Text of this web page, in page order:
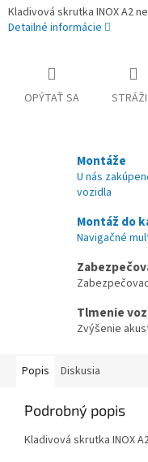
Kladivová skrutka INOX A2
Detailné informácie
OPÝTAŤ SA
Montáže
U nás
vozidla
Montáž do
Navigačné
Tlmenie
Zvýšenie
Popis Diskusia
Podrobný popis
Kladivová skrutka INOX